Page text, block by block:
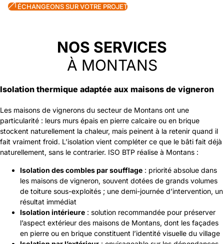
ÉCHANGEONS SUR VOTRE PROJET
NOS SERVICES
À MONTANS
Isolation thermique adaptée aux maisons de vigneron
Les maisons de vignerons du secteur de Montans ont une
particularité : leurs murs épais en pierre calcaire ou en brique
stockent naturellement la chaleur, mais peinent à la retenir quand il
fait vraiment froid. L’isolation vient compléter ce que le bâti fait déjà
naturellement, sans le contrarier. ISO BTP réalise à Montans :
Isolation des combles par soufflage : priorité absolue dans
les maisons de vigneron, souvent dotées de grands volumes
de toiture sous-exploités ; une demi-journée d’intervention, un
résultat immédiat
Isolation intérieure : solution recommandée pour préserver
l’aspect extérieur des maisons de Montans, dont les façades
en pierre ou en brique constituent l’identité visuelle du village